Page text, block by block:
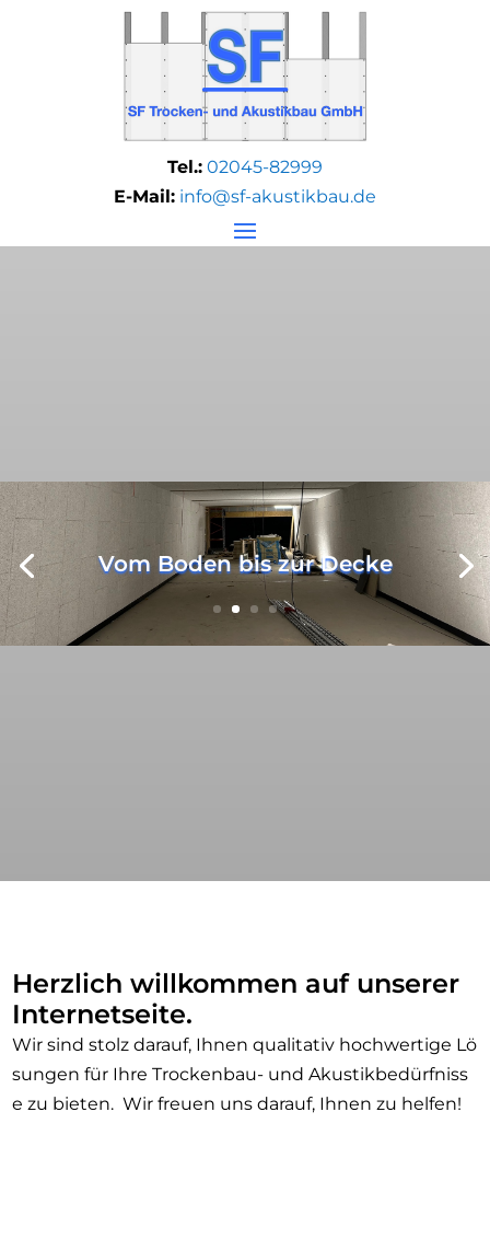
Tel.: 02045-82999
E-Mail: info@sf-akustikbau.de
Vom Boden bis zur Decke
Herzlich willkommen auf unserer
Internetseite.
Wir sind stolz darauf, Ihnen qualitativ hochwertige Lö
sungen für Ihre Trockenbau- und Akustikbedürfniss
e zu bieten. Wir freuen uns darauf, Ihnen zu helfen!